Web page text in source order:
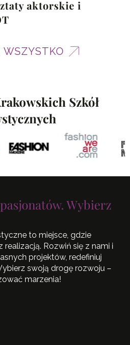
aktorskie i
Szkół
Wybierz
to miejsce, gdzie
Rozwiń się z nami i
projektów, redefiniuj
swoją drogę rozwoju –
marzenia!